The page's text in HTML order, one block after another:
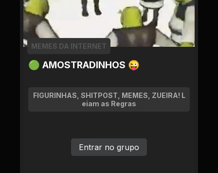
🟢 AMOSTRADINHOS 😜
MEMES DA INTERNET
FIGURINHAS, SHITPOST, MEMES, ZUEIRA! L
eiam as Regras
Entrar no grupo